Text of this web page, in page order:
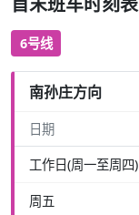
6号线
南孙庄方向
日期
工作日(周一至周四)
周五